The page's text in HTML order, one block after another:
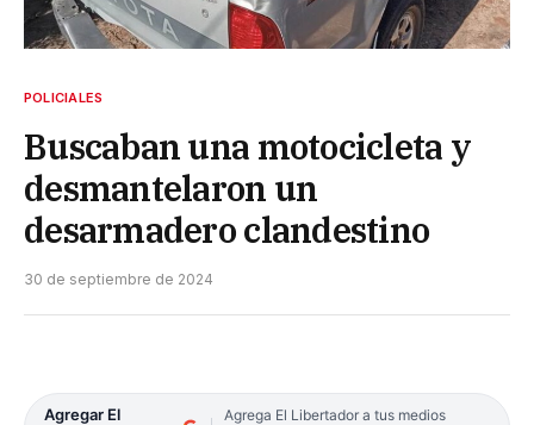
POLICIALES
Buscaban una motocicleta y
desmantelaron un
desarmadero clandestino
30 de septiembre de 2024
Agregar El
Agrega El Libertador a tus medios